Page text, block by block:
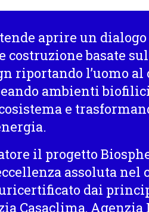
aprire un
costruzione basate
riportando l’uomo
ambienti
e
il progetto
assoluta nel
dai
Casaclima,